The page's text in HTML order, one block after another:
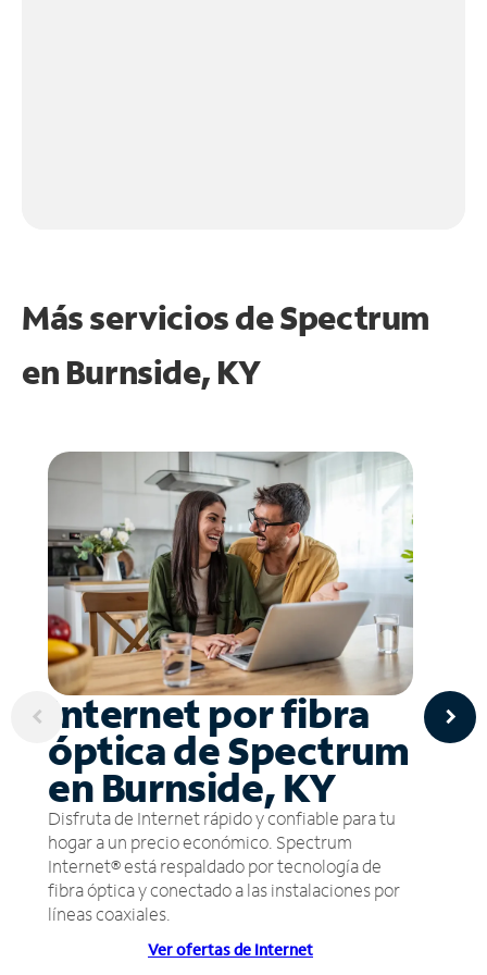
Más servicios de Spectrum
en Burnside, KY
Internet por fibra
óptica de Spectrum
en Burnside, KY
Disfruta de Internet rápido y confiable para tu
hogar a un precio económico. Spectrum
Internet® está respaldado por tecnología de
fibra óptica y conectado a las instalaciones por
líneas coaxiales.
Ver ofertas de Internet